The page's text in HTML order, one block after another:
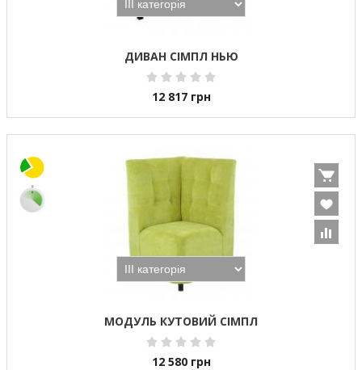
ДИВАН СІМПЛ НЬЮ
12 817 грн
МОДУЛЬ КУТОВИЙ СІМПЛ
12 580 грн